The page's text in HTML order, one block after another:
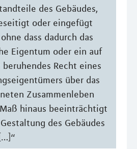
des Gebäudes,
oder eingefügt
dass dadurch das
Eigentum oder ein auf
Recht eines
über das
Zusammenleben
hinaus beeinträchtigt
des Gebäudes